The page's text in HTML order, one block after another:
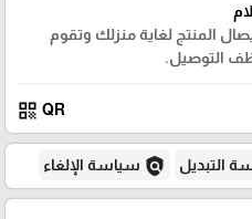
المنتج لغاية منزلك وتقوم
التوصيل.
QR
qr_code
التبديل policy سياسة الإلغاء